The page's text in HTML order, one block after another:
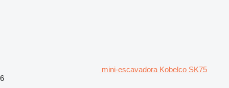
mini-escavadora Kobelco SK75
6